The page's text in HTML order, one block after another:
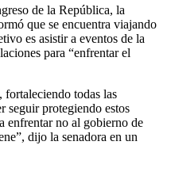
de la República, la
que se encuentra viajando
es asistir a eventos de la
para “enfrentar el
fortaleciendo todas las
seguir protegiendo estos
enfrentar no al gobierno de
dijo la senadora en un